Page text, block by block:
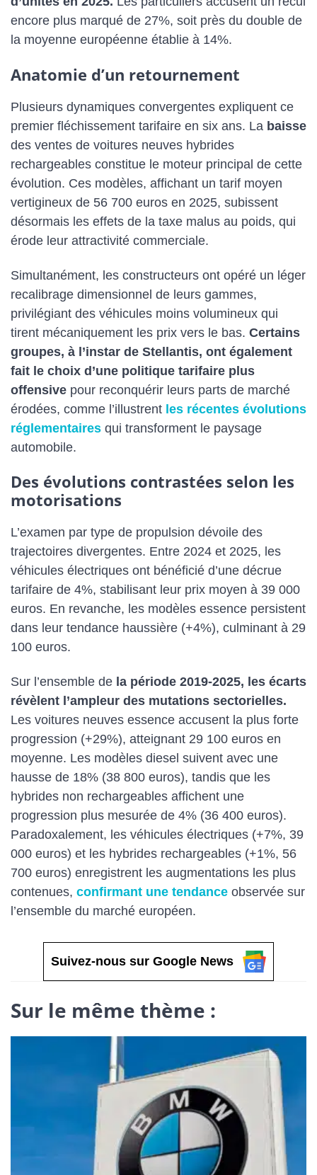
encore plus marqué de 27%, soit près du double de
la moyenne européenne établie à 14%.
Anatomie d’un retournement
Plusieurs dynamiques convergentes expliquent ce
premier fléchissement tarifaire en six ans. La baisse
des ventes de voitures neuves hybrides
rechargeables constitue le moteur principal de cette
évolution. Ces modèles, affichant un tarif moyen
vertigineux de 56 700 euros en 2025, subissent
désormais les effets de la taxe malus au poids, qui
érode leur attractivité commerciale.
Simultanément, les constructeurs ont opéré un léger
recalibrage dimensionnel de leurs gammes,
privilégiant des véhicules moins volumineux qui
tirent mécaniquement les prix vers le bas. Certains
groupes, à l’instar de Stellantis, ont également
fait le choix d’une politique tarifaire plus
offensive pour reconquérir leurs parts de marché
érodées, comme l’illustrent les récentes évolutions
réglementaires qui transforment le paysage
automobile.
Des évolutions contrastées selon les
motorisations
L’examen par type de propulsion dévoile des
trajectoires divergentes. Entre 2024 et 2025, les
véhicules électriques ont bénéficié d’une décrue
tarifaire de 4%, stabilisant leur prix moyen à 39 000
euros. En revanche, les modèles essence persistent
dans leur tendance haussière (+4%), culminant à 29
100 euros.
Sur l’ensemble de la période 2019-2025, les écarts
révèlent l’ampleur des mutations sectorielles.
Les voitures neuves essence accusent la plus forte
progression (+29%), atteignant 29 100 euros en
moyenne. Les modèles diesel suivent avec une
hausse de 18% (38 800 euros), tandis que les
hybrides non rechargeables affichent une
progression plus mesurée de 4% (36 400 euros).
Paradoxalement, les véhicules électriques (+7%, 39
000 euros) et les hybrides rechargeables (+1%, 56
700 euros) enregistrent les augmentations les plus
contenues, confirmant une tendance observée sur
l’ensemble du marché européen.
Suivez-nous sur Google News
Sur le même thème :